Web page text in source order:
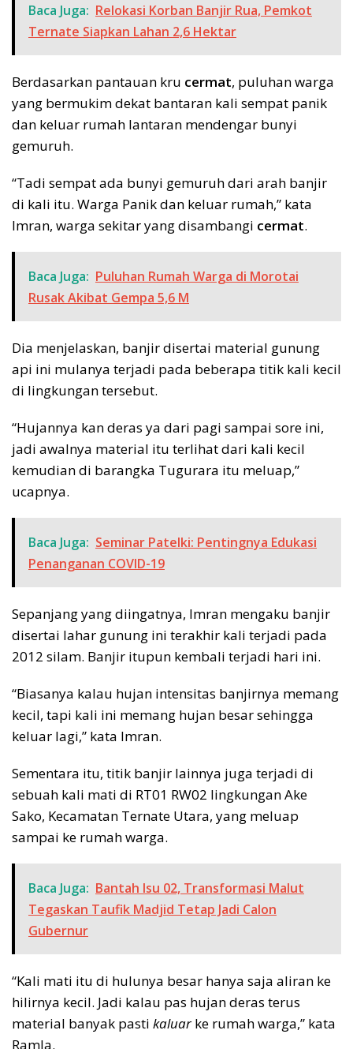
Baca Juga: Relokasi Korban Banjir Rua, Pemkot
Ternate Siapkan Lahan 2,6 Hektar
Berdasarkan pantauan kru cermat, puluhan warga
yang bermukim dekat bantaran kali sempat panik
dan keluar rumah lantaran mendengar bunyi
gemuruh.
“Tadi sempat ada bunyi gemuruh dari arah banjir
di kali itu. Warga Panik dan keluar rumah,” kata
Imran, warga sekitar yang disambangi cermat.
Baca Juga: Puluhan Rumah Warga di Morotai
Rusak Akibat Gempa 5,6 M
Dia menjelaskan, banjir disertai material gunung
api ini mulanya terjadi pada beberapa titik kali kecil
di lingkungan tersebut.
“Hujannya kan deras ya dari pagi sampai sore ini,
jadi awalnya material itu terlihat dari kali kecil
kemudian di barangka Tugurara itu meluap,”
ucapnya.
Baca Juga: Seminar Patelki: Pentingnya Edukasi
Penanganan COVID-19
Sepanjang yang diingatnya, Imran mengaku banjir
disertai lahar gunung ini terakhir kali terjadi pada
2012 silam. Banjir itupun kembali terjadi hari ini.
“Biasanya kalau hujan intensitas banjirnya memang
kecil, tapi kali ini memang hujan besar sehingga
keluar lagi,” kata Imran.
Sementara itu, titik banjir lainnya juga terjadi di
sebuah kali mati di RT01 RW02 lingkungan Ake
Sako, Kecamatan Ternate Utara, yang meluap
sampai ke rumah warga.
Baca Juga: Bantah Isu 02, Transformasi Malut
Tegaskan Taufik Madjid Tetap Jadi Calon
Gubernur
“Kali mati itu di hulunya besar hanya saja aliran ke
hilirnya kecil. Jadi kalau pas hujan deras terus
material banyak pasti kaluarke rumah warga,” kata
Ramla.